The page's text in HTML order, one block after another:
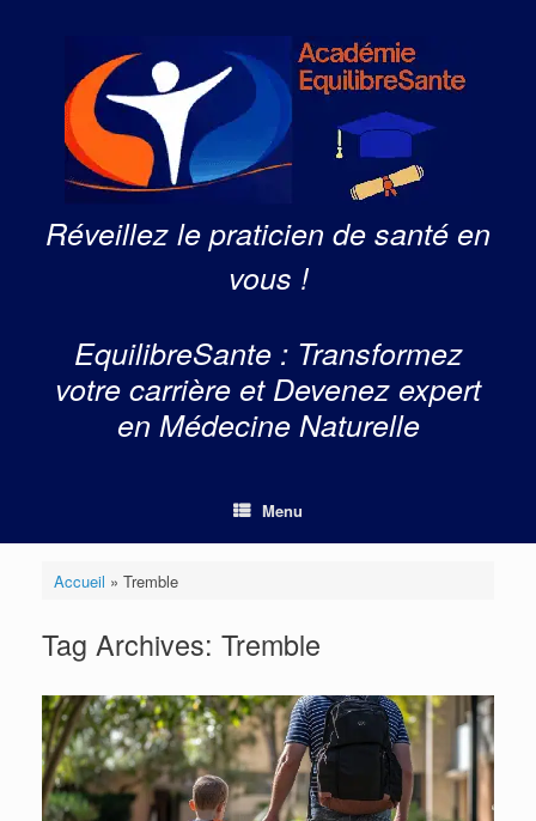
Réveillez le praticien de santé en
vous !
EquilibreSante : Transformez
votre carrière et Devenez expert
en Médecine Naturelle
Menu
Accueil » Tremble
Tag Archives: Tremble